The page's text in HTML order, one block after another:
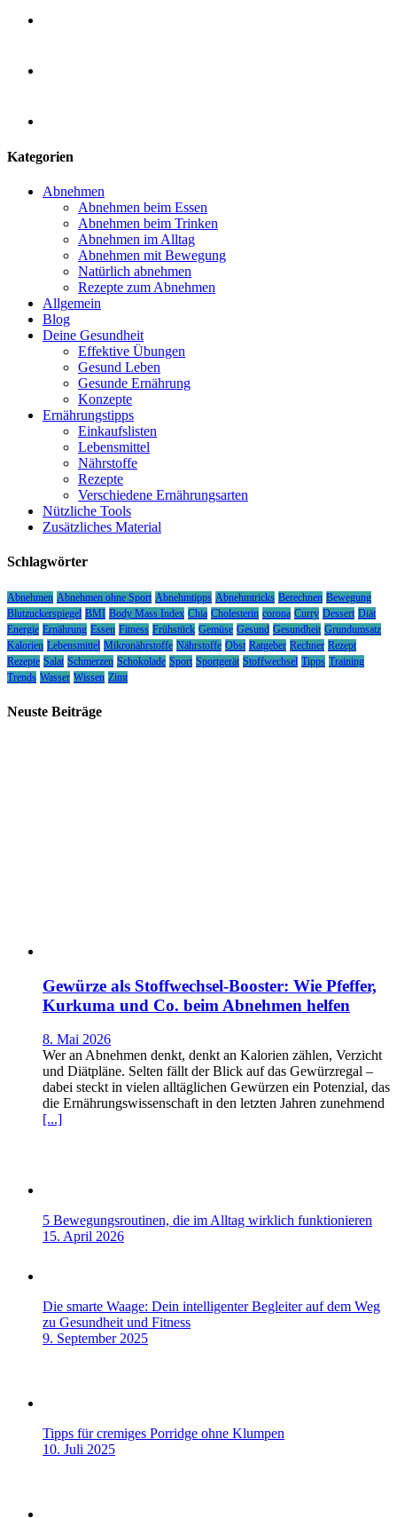
Kategorien
Abnehmen
Abnehmen beim Essen
Abnehmen beim Trinken
Abnehmen im Alltag
Abnehmen mit Bewegung
Natürlich abnehmen
Rezepte zum Abnehmen
Allgemein
Blog
Deine Gesundheit
Effektive Übungen
Gesund Leben
Gesunde Ernährung
Konzepte
Ernährungstipps
Einkaufslisten
Lebensmittel
Nährstoffe
Rezepte
Verschiedene Ernährungsarten
Nützliche Tools
Zusätzliches Material
Schlagwörter
Abnehmen Abnehmen ohne Sport Abnehmtipps Abnehmtricks Berechnen Bewegung
Blutzuckerspiegel BMI Body Mass Index Chia Cholesterin corona Curry Dessert Diät
Energie Ernährung Essen Fitness Frühstück Gemüse Gesund Gesundheit Grundumsatz
Kalorien Lebensmittel Mikronährstoffe Nährstoffe Obst Ratgeber Rechner Rezept
Rezepte Salat Schmerzen Schokolade Sport Sportgerät Stoffwechsel Tipps Training
Trends Wasser Wissen Zimt
Neuste Beiträge
Gewürze als Stoffwechsel-Booster: Wie Pfeffer,
Kurkuma und Co. beim Abnehmen helfen
8. Mai 2026
Wer an Abnehmen denkt, denkt an Kalorien zählen, Verzicht
und Diätpläne. Selten fällt der Blick auf das Gewürzregal –
dabei steckt in vielen alltäglichen Gewürzen ein Potenzial, das
die Ernährungswissenschaft in den letzten Jahren zunehmend
[...]
5 Bewegungsroutinen, die im Alltag wirklich funktionieren
15. April 2026
Die smarte Waage: Dein intelligenter Begleiter auf dem Weg
zu Gesundheit und Fitness
9. September 2025
Tipps für cremiges Porridge ohne Klumpen
10. Juli 2025